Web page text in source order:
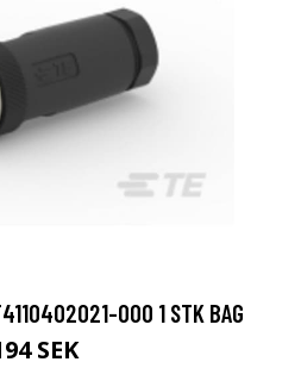
000 1 STK BAG
SEK